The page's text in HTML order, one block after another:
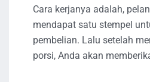
Cara kerjanya adalah,
mendapat satu stempel
pembelian. Lalu setelah
porsi, Anda akan